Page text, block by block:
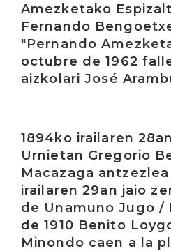
Amezketako
Fernando
"Pernando
octubre de 1962
aizkolari José
1894ko irailaren
Urnietan Gregorio
Macazaga
irailaren 29an jaio
de Unamuno Jugo /
de 1910 Benito
Minondo caen a la